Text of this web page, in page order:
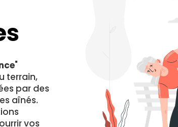
"
terrain,
par des
aînés.
vos